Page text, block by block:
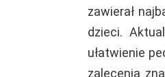
zawierał
dzieci.
ułatwienie
zalecenia